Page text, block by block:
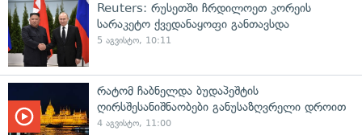
Reuters: რუსეთში ჩრდილოეთ კორეის
სარაკეტო ქვედანაყოფი განთავსდა
5 აგვისტო, 10:11
რატომ ჩაბნელდა ბუდაპეშტის
ღირსშესანიშნაობები განუსაზღვრელი დროით
4 აგვისტო, 11:00